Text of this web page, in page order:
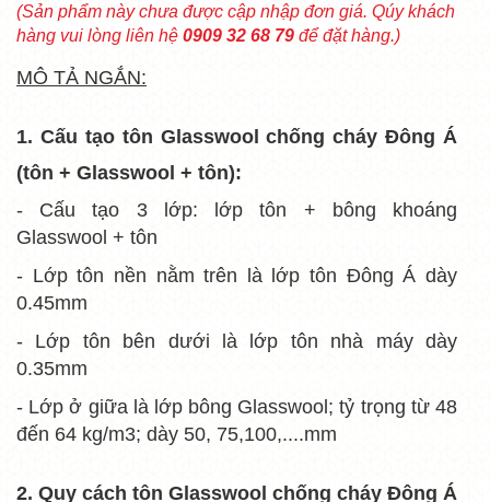
(Sản phẩm này chưa được cập nhập đơn giá. Qúy khách
hàng vui lòng liên hệ 0909 32 68 79 để đặt hàng.)
MÔ TẢ NGẮN:
1. Cấu tạo tôn Glasswool chống cháy Đông Á
(tôn + Glasswool + tôn):
- Cấu tạo 3 lớp: lớp tôn + bông khoáng
Glasswool + tôn
- Lớp tôn nền nằm trên là lớp tôn Đông Á dày
0.45mm
- Lớp tôn bên dưới là lớp tôn nhà máy dày
0.35mm
- Lớp ở giữa là lớp bông Glasswool; tỷ trọng từ 48
đến 64 kg/m3; dày 50, 75,100,....mm
2. Quy cách tôn Glasswool chống cháy Đông Á